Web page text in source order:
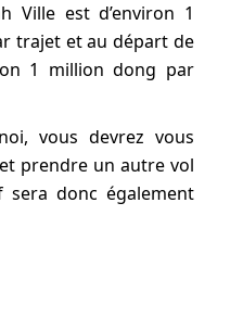
Ville est d’environ 1
trajet et au départ de
1 million dong par
vous devrez vous
prendre un autre vol
donc également